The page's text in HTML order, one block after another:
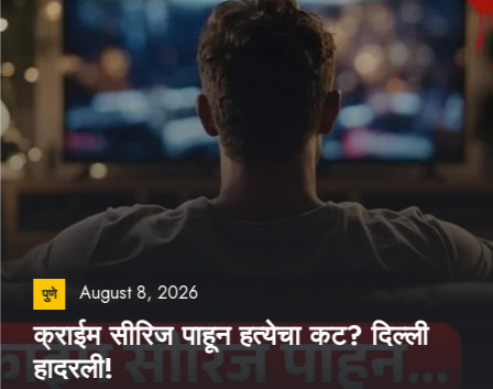
पुणे August 8, 2026
क्राईम सीरिज पाहून हत्येचा कट? दिल्ली
हादरली!